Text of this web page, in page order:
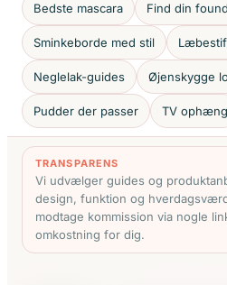
Bedste mascara Find din
Sminkeborde med stil
Neglelak-guides Øjenskygge
Pudder der passer TV ophæng
TRANSPARENS
Vi udvælger guides og
design, funktion og
modtage kommission via nogle
omkostning for dig.